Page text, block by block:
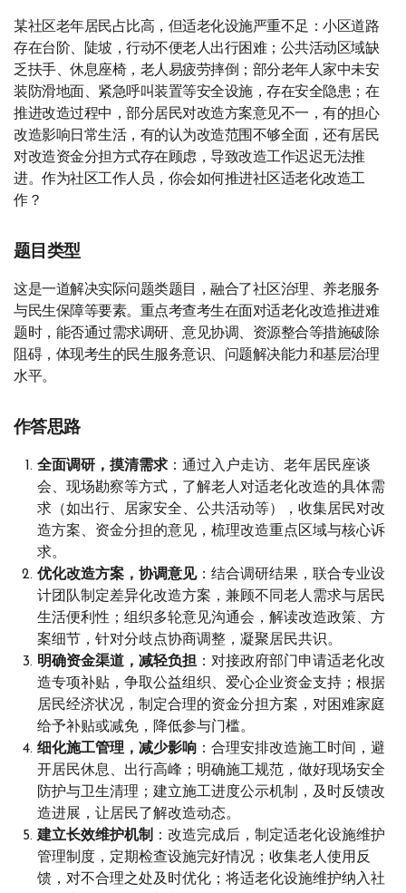
某社区老年居民占比高，但适老化设施严重不足：小区道路
存在台阶、陡坡，行动不便老人出行困难；公共活动区域缺
乏扶手、休息座椅，老人易疲劳摔倒；部分老年人家中未安
装防滑地面、紧急呼叫装置等安全设施，存在安全隐患；在
推进改造过程中，部分居民对改造方案意见不一，有的担心
改造影响日常生活，有的认为改造范围不够全面，还有居民
对改造资金分担方式存在顾虑，导致改造工作迟迟无法推
进。作为社区工作人员，你会如何推进社区适老化改造工
作？
题目类型
这是一道解决实际问题类题目，融合了社区治理、养老服务
与民生保障等要素。重点考查考生在面对适老化改造推进难
题时，能否通过需求调研、意见协调、资源整合等措施破除
阻碍，体现考生的民生服务意识、问题解决能力和基层治理
水平。
作答思路
全面调研，摸清需求：通过入户走访、老年居民座谈
会、现场勘察等方式，了解老人对适老化改造的具体需
求（如出行、居家安全、公共活动等），收集居民对改
造方案、资金分担的意见，梳理改造重点区域与核心诉
求。
优化改造方案，协调意见：结合调研结果，联合专业设
计团队制定差异化改造方案，兼顾不同老人需求与居民
生活便利性；组织多轮意见沟通会，解读改造政策、方
案细节，针对分歧点协商调整，凝聚居民共识。
明确资金渠道，减轻负担：对接政府部门申请适老化改
造专项补贴，争取公益组织、爱心企业资金支持；根据
居民经济状况，制定合理的资金分担方案，对困难家庭
给予补贴或减免，降低参与门槛。
细化施工管理，减少影响：合理安排改造施工时间，避
开居民休息、出行高峰；明确施工规范，做好现场安全
防护与卫生清理；建立施工进度公示机制，及时反馈改
造进展，让居民了解改造动态。
建立长效维护机制 ：改造完成后，制定适老化设施维护
管理制度，定期检查设施完好情况；收集老人使用反
馈，对不合理之处及时优化；将适老化设施维护纳入社